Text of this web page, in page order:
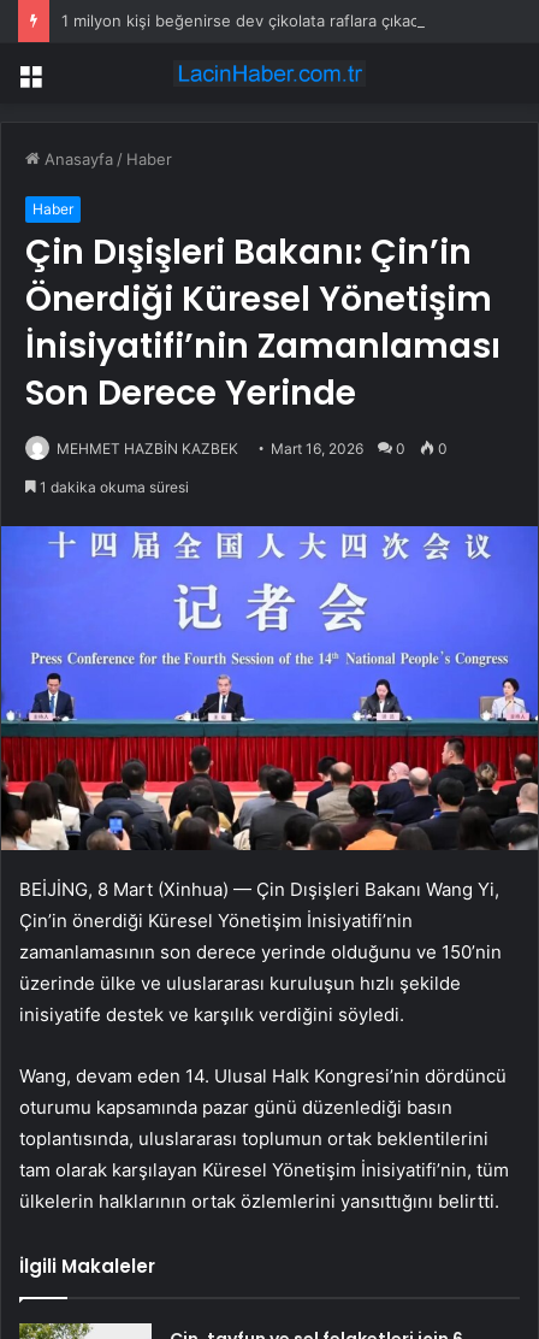
1 milyon kişi beğenirse dev çikolata raflara çıkacak
Menü
Anasayfa / Haber
Haber
Çin Dışişleri Bakanı: Çin’in
Önerdiği Küresel Yönetişim
İnisiyatifi’nin Zamanlaması
Son Derece Yerinde
MEHMET HAZBİN KAZBEK Mart 16, 2026 0 0
1 dakika okuma süresi
BEİJİNG, 8 Mart (Xinhua) — Çin Dışişleri Bakanı Wang Yi,
Çin’in önerdiği Küresel Yönetişim İnisiyatifi’nin
zamanlamasının son derece yerinde olduğunu ve 150’nin
üzerinde ülke ve uluslararası kuruluşun hızlı şekilde
inisiyatife destek ve karşılık verdiğini söyledi.
Wang, devam eden 14. Ulusal Halk Kongresi’nin dördüncü
oturumu kapsamında pazar günü düzenlediği basın
toplantısında, uluslararası toplumun ortak beklentilerini
tam olarak karşılayan Küresel Yönetişim İnisiyatifi’nin, tüm
ülkelerin halklarının ortak özlemlerini yansıttığını belirtti.
İlgili Makaleler